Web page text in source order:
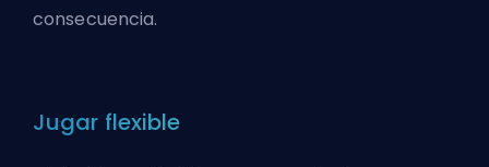
consecuencia.
Jugar flexible